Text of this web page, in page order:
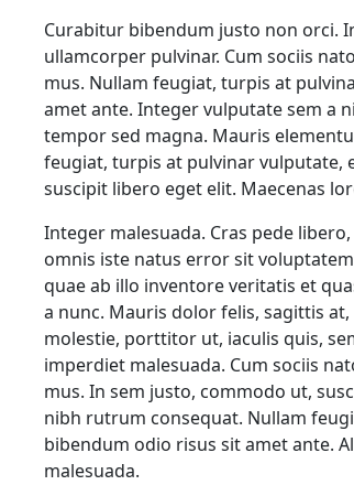
Curabitur bibendum justo non orci.
ullamcorper pulvinar. Cum sociis
mus. Nullam feugiat, turpis at
amet ante. Integer vulputate sem a
tempor sed magna. Mauris
feugiat, turpis at pulvinar vulputate,
suscipit libero eget elit. Maecenas
Integer malesuada. Cras pede
omnis iste natus error sit
quae ab illo inventore veritatis et
a nunc. Mauris dolor felis, sagittis
molestie, porttitor ut, iaculis quis,
imperdiet malesuada. Cum sociis
mus. In sem justo, commodo ut,
nibh rutrum consequat. Nullam
bibendum odio risus sit amet ante.
malesuada.